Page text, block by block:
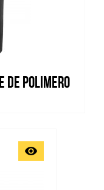
DE POLIMERO
Vista rápida
